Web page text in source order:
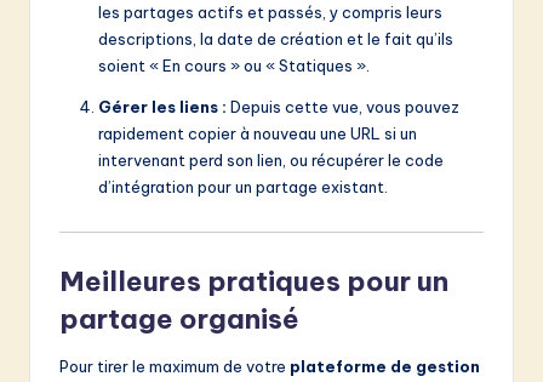
les partages actifs et passés, y compris leurs
descriptions, la date de création et le fait qu’ils
soient « En cours » ou « Statiques ».
Gérer les liens : Depuis cette vue, vous pouvez
rapidement copier à nouveau une URL si un
intervenant perd son lien, ou récupérer le code
d’intégration pour un partage existant.
Meilleures pratiques pour un
partage organisé
Pour tirer le maximum de votre plateforme de gestion